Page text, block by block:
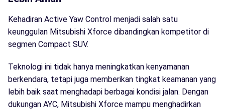
Kehadiran Active Yaw Control menjadi salah satu
keunggulan Mitsubishi Xforce dibandingkan kompetitor di
segmen Compact SUV.
Teknologi ini tidak hanya meningkatkan kenyamanan
berkendara, tetapi juga memberikan tingkat keamanan yang
lebih baik saat menghadapi berbagai kondisi jalan. Dengan
dukungan AYC, Mitsubishi Xforce mampu menghadirkan